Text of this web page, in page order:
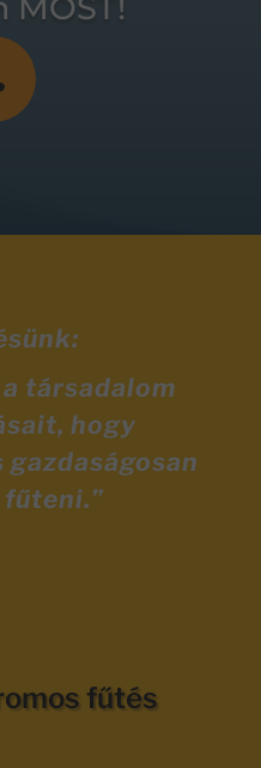
társadalom
hogy
gazdaságosan
fűtés